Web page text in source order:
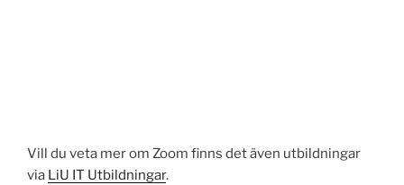
Vill du veta mer om Zoom finns det även utbildningar
via LiU IT Utbildningar.